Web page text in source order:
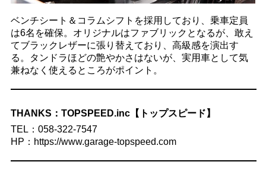
ベンチシート＆コラムシフトを採用しており、乗車定員
は6名を確保。オリジナルはファブリックとなるが、敢え
てブラックレザーに張り替えており、高級感を演出す
る。タンドラほどの艶やかさはないが、実用車として気
兼ねなく使えるところがポイント。
THANKS：TOPSPEED.inc【トップスピード】
TEL：058-322-7547
HP：https://www.garage-topspeed.com